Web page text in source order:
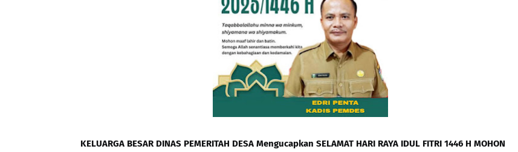
KELUARGA BESAR DINAS PEMERITAH DESA Mengucapkan SELAMAT HARI RAYA IDUL FITRI 1446 H MOHON